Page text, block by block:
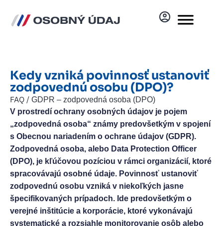
Kedy vzniká povinnosť ustanoviť
zodpovednú osobu (DPO)?
FAQ / GDPR – zodpovedná osoba (DPO)
V prostredí ochrany osobných údajov je pojem
„zodpovedná osoba“ známy predovšetkým v spojení
s Obecnou nariadením o ochrane údajov (GDPR).
Zodpovedná osoba, alebo Data Protection Officer
(DPO), je kľúčovou pozíciou v rámci organizácií, ktoré
spracovávajú osobné údaje. Povinnosť ustanoviť
zodpovednú osobu vzniká v niekoľkých jasne
špecifikovaných prípadoch. Ide predovšetkým o
verejné inštitúcie a korporácie, ktoré vykonávajú
systematické a rozsiahle monitorovanie osôb alebo